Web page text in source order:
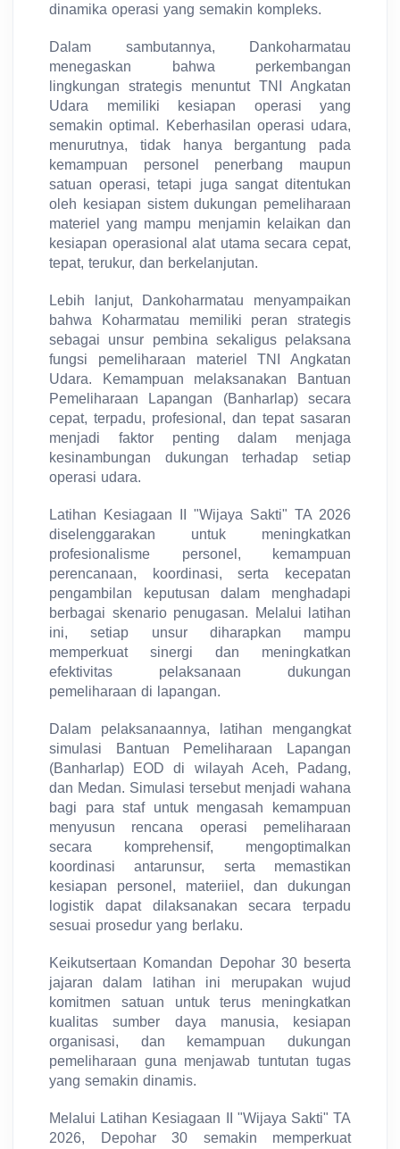
dinamika operasi yang semakin kompleks.
Dalam sambutannya, Dankoharmatau
menegaskan bahwa perkembangan
lingkungan strategis menuntut TNI Angkatan
Udara memiliki kesiapan operasi yang
semakin optimal. Keberhasilan operasi udara,
menurutnya, tidak hanya bergantung pada
kemampuan personel penerbang maupun
satuan operasi, tetapi juga sangat ditentukan
oleh kesiapan sistem dukungan pemeliharaan
materiel yang mampu menjamin kelaikan dan
kesiapan operasional alat utama secara cepat,
tepat, terukur, dan berkelanjutan.
Lebih lanjut, Dankoharmatau menyampaikan
bahwa Koharmatau memiliki peran strategis
sebagai unsur pembina sekaligus pelaksana
fungsi pemeliharaan materiel TNI Angkatan
Udara. Kemampuan melaksanakan Bantuan
Pemeliharaan Lapangan (Banharlap) secara
cepat, terpadu, profesional, dan tepat sasaran
menjadi faktor penting dalam menjaga
kesinambungan dukungan terhadap setiap
operasi udara.
Latihan Kesiagaan II "Wijaya Sakti" TA 2026
diselenggarakan untuk meningkatkan
profesionalisme personel, kemampuan
perencanaan, koordinasi, serta kecepatan
pengambilan keputusan dalam menghadapi
berbagai skenario penugasan. Melalui latihan
ini, setiap unsur diharapkan mampu
memperkuat sinergi dan meningkatkan
efektivitas pelaksanaan dukungan
pemeliharaan di lapangan.
Dalam pelaksanaannya, latihan mengangkat
simulasi Bantuan Pemeliharaan Lapangan
(Banharlap) EOD di wilayah Aceh, Padang,
dan Medan. Simulasi tersebut menjadi wahana
bagi para staf untuk mengasah kemampuan
menyusun rencana operasi pemeliharaan
secara komprehensif, mengoptimalkan
koordinasi antarunsur, serta memastikan
kesiapan personel, materiiel, dan dukungan
logistik dapat dilaksanakan secara terpadu
sesuai prosedur yang berlaku.
Keikutsertaan Komandan Depohar 30 beserta
jajaran dalam latihan ini merupakan wujud
komitmen satuan untuk terus meningkatkan
kualitas sumber daya manusia, kesiapan
organisasi, dan kemampuan dukungan
pemeliharaan guna menjawab tuntutan tugas
yang semakin dinamis.
Melalui Latihan Kesiagaan II "Wijaya Sakti" TA
2026, Depohar 30 semakin memperkuat